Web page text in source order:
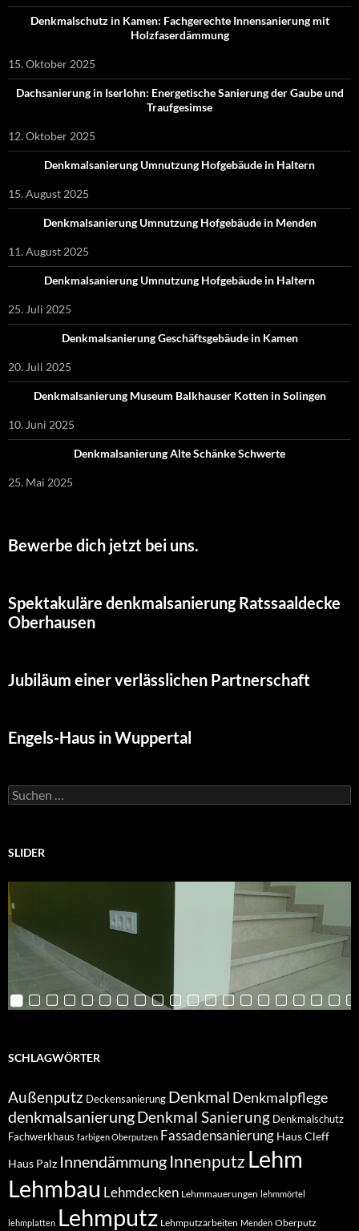
Denkmalschutz in Kamen: Fachgerechte Innensanierung mit
Holzfaserdämmung
15. Oktober 2025
Dachsanierung in Iserlohn: Energetische Sanierung der Gaube und
Traufgesimse
12. Oktober 2025
Denkmalsanierung Umnutzung Hofgebäude in Haltern
15. August 2025
Denkmalsanierung Umnutzung Hofgebäude in Menden
11. August 2025
Denkmalsanierung Umnutzung Hofgebäude in Haltern
25. Juli 2025
Denkmalsanierung Geschäftsgebäude in Kamen
20. Juli 2025
Denkmalsanierung Museum Balkhauser Kotten in Solingen
10. Juni 2025
Denkmalsanierung Alte Schänke Schwerte
25. Mai 2025
Bewerbe dich jetzt bei uns.
Spektakuläre denkmalsanierung Ratssaaldecke
Oberhausen
Jubiläum einer verlässlichen Partnerschaft
Engels-Haus in Wuppertal
Suchen
nach:
SLIDER
SCHLAGWÖRTER
Außenputz Deckensanierung Denkmal Denkmalpflege
denkmalsanierungDenkmal Sanierung Denkmalschutz
Fachwerkhaus farbigen Oberputzen Fassadensanierung Haus Cleff
Haus Palz Innendämmung Innenputz Lehm
Lehmbau Lehmdecken Lehmmauerungen lehmmörtel
lehmplatten Lehmputz Lehmputzarbeiten Menden Oberputz